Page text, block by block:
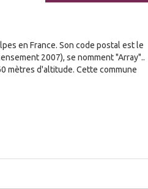
en France. Son code postal est le
2007), se nomment "Array"..
mètres d'altitude. Cette commune